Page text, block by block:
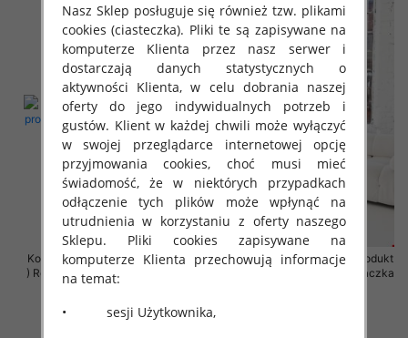
Komplet damskie (Polska produkt
) Roz 2XL-4XL , Mix Kolor Paczka
4 szt
68.00 zł
Komplet damskie (Polska produkt
) Roz 2XL-4XL , Mix Kolor Paczka
Nasz Sklep posługuje się również tzw. plikami
cookies (ciasteczka). Pliki te są zapisywane na
komputerze Klienta przez nasz serwer i
dostarczają danych statystycznych o
aktywności Klienta, w celu dobrania naszej
oferty do jego indywidualnych potrzeb i
gustów. Klient w każdej chwili może wyłączyć
w swojej przeglądarce internetowej opcję
przyjmowania cookies, choć musi mieć
świadomość, że w niektórych przypadkach
odłączenie tych plików może wpłynąć na
utrudnienia w korzystaniu z oferty naszego
Sklepu. Pliki cookies zapisywane na
komputerze Klienta przechowują informacje
na temat:
• sesji Użytkownika,